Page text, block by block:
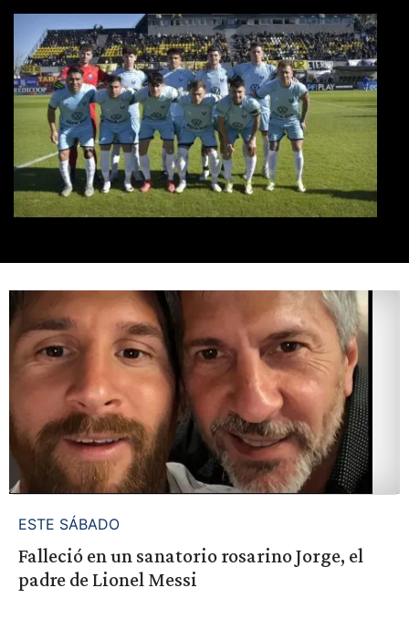
ESTE SÁBADO
Falleció en un sanatorio rosarino Jorge, el
padre de Lionel Messi